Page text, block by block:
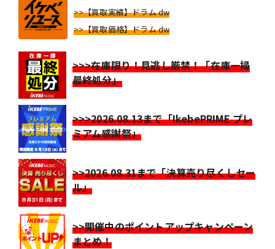
>>【買取実績】ドラム dw
>>【買取価格】ドラム dw
>>>在庫限り！見逃し厳禁！「在庫一掃
最終処分」
>>>2026.08.13まで「IkebePRIME プレ
ミアム感謝祭」
>>2026.08.31まで「決算売り尽くしセー
ル」
>>開催中のポイントアップキャンペーン
まとめ！